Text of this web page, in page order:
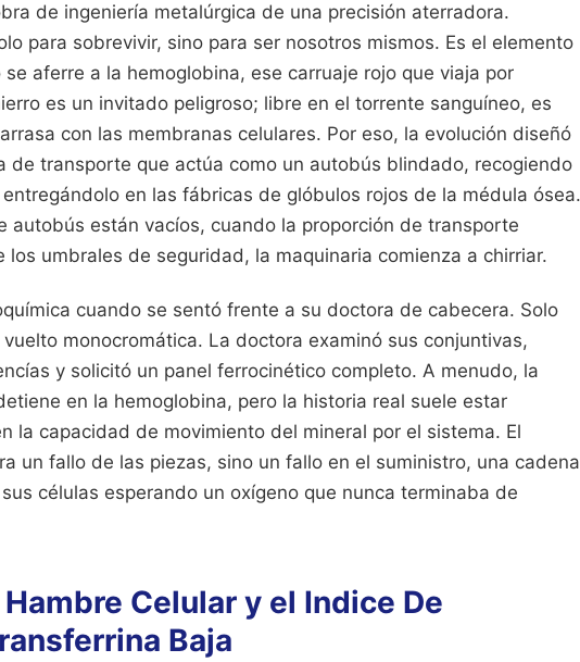
de ingeniería metalúrgica de una precisión aterradora.
para sobrevivir, sino para ser nosotros mismos. Es el elemento
aferre a la hemoglobina, ese carruaje rojo que viaja por
es un invitado peligroso; libre en el torrente sanguíneo, es
con las membranas celulares. Por eso, la evolución diseñó
de transporte que actúa como un autobús blindado, recogiendo
en las fábricas de glóbulos rojos de la médula ósea.
autobús están vacíos, cuando la proporción de transporte
umbrales de seguridad, la maquinaria comienza a chirriar.
cuando se sentó frente a su doctora de cabecera. Solo
monocromática. La doctora examinó sus conjuntivas,
y solicitó un panel ferrocinético completo. A menudo, la
en la hemoglobina, pero la historia real suele estar
la capacidad de movimiento del mineral por el sistema. El
un fallo de las piezas, sino un fallo en el suministro, una cadena
células esperando un oxígeno que nunca terminaba de
Celular y el Indice De
Baja